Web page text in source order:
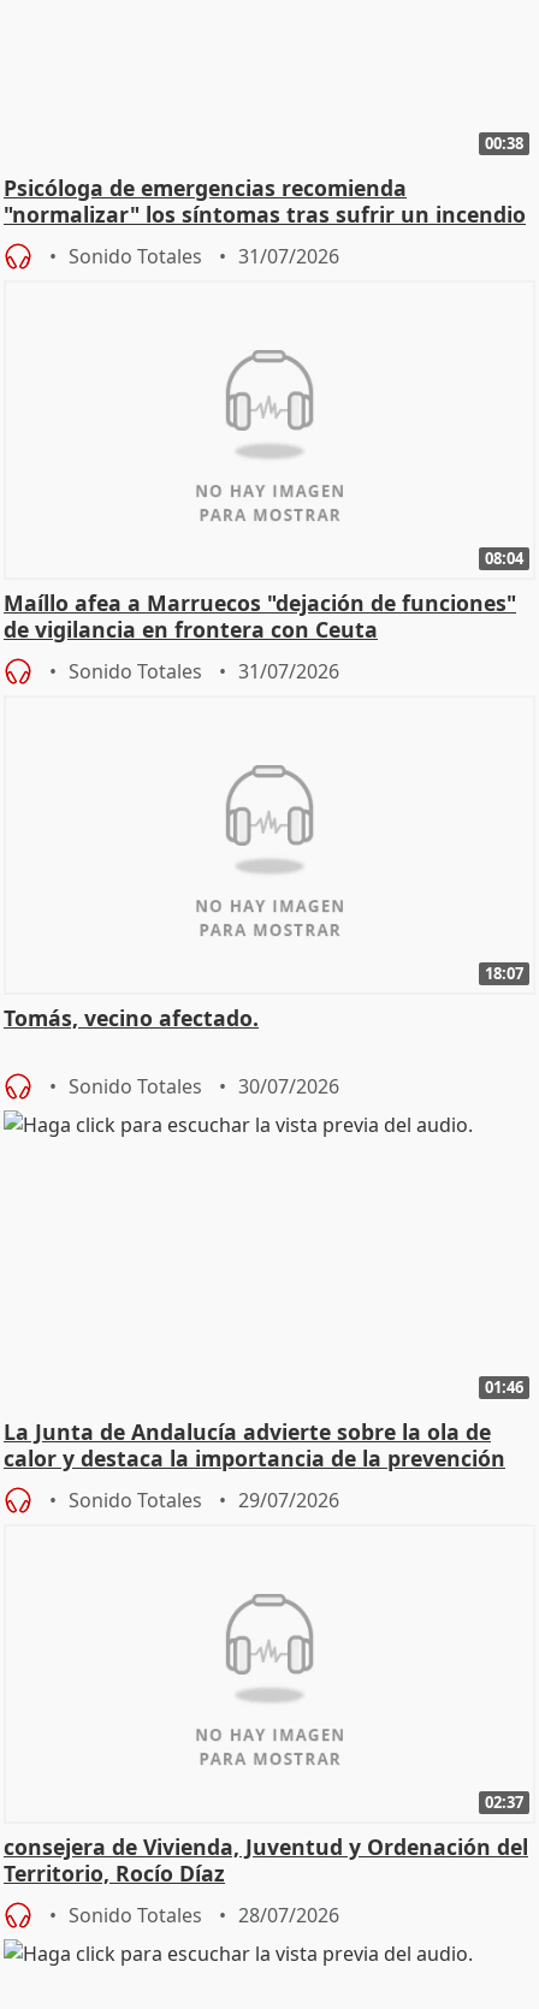
00:38
Psicóloga de emergencias recomienda
"normalizar" los síntomas tras sufrir un incendio
Sonido Totales 31/07/2026
08:04
Maíllo afea a Marruecos "dejación de funciones"
de vigilancia en frontera con Ceuta
Sonido Totales 31/07/2026
18:07
Tomás, vecino afectado.
Sonido Totales 30/07/2026
01:46
La Junta de Andalucía advierte sobre la ola de
calor y destaca la importancia de la prevención
Sonido Totales 29/07/2026
02:37
consejera de Vivienda, Juventud y Ordenación del
Territorio, Rocío Díaz
Sonido Totales 28/07/2026